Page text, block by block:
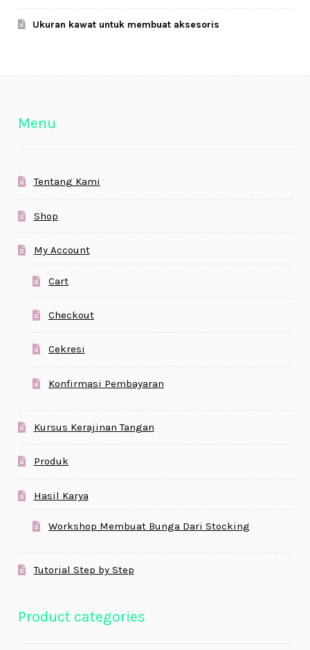
Ukuran kawat untuk membuat aksesoris
Menu
Tentang Kami
Shop
My Account
Cart
Checkout
Cekresi
Konfirmasi Pembayaran
Kursus Kerajinan Tangan
Produk
Hasil Karya
Workshop Membuat Bunga Dari Stocking
Tutorial Step by Step
Product categories